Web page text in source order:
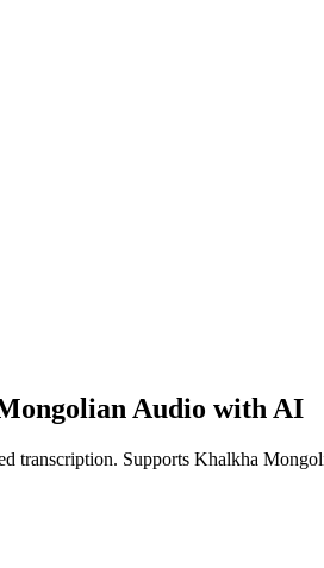
Audio with AI
transcription. Supports Khalkha